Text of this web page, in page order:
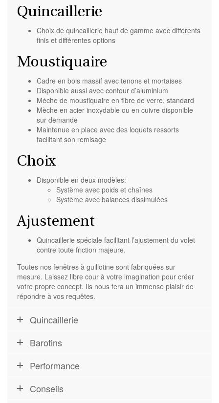
Quincaillerie
Choix de quincaillerie haut de gamme avec différents
finis et différentes options
Moustiquaire
Cadre en bois massif avec tenons et mortaises
Disponible aussi avec contour d’aluminium
Mèche de moustiquaire en fibre de verre, standard
Mèche en acier inoxydable ou en cuivre disponible
sur demande
Maintenue en place avec des loquets ressorts
facilitant son remisage
Choix
Disponible en deux modèles:
Système avec poids et chaînes
Système avec balances dissimulées
Ajustement
Quincaillerie spéciale facilitant l’ajustement du volet
contre toute friction majeure.
Toutes nos fenêtres à guillotine sont fabriquées sur
mesure. Laissez libre cour à votre imagination pour créer
votre propre concept. Ils nous fera un immense plaisir de
répondre à vos requêtes.
Quincaillerie
Barotins
Performance
Conseils